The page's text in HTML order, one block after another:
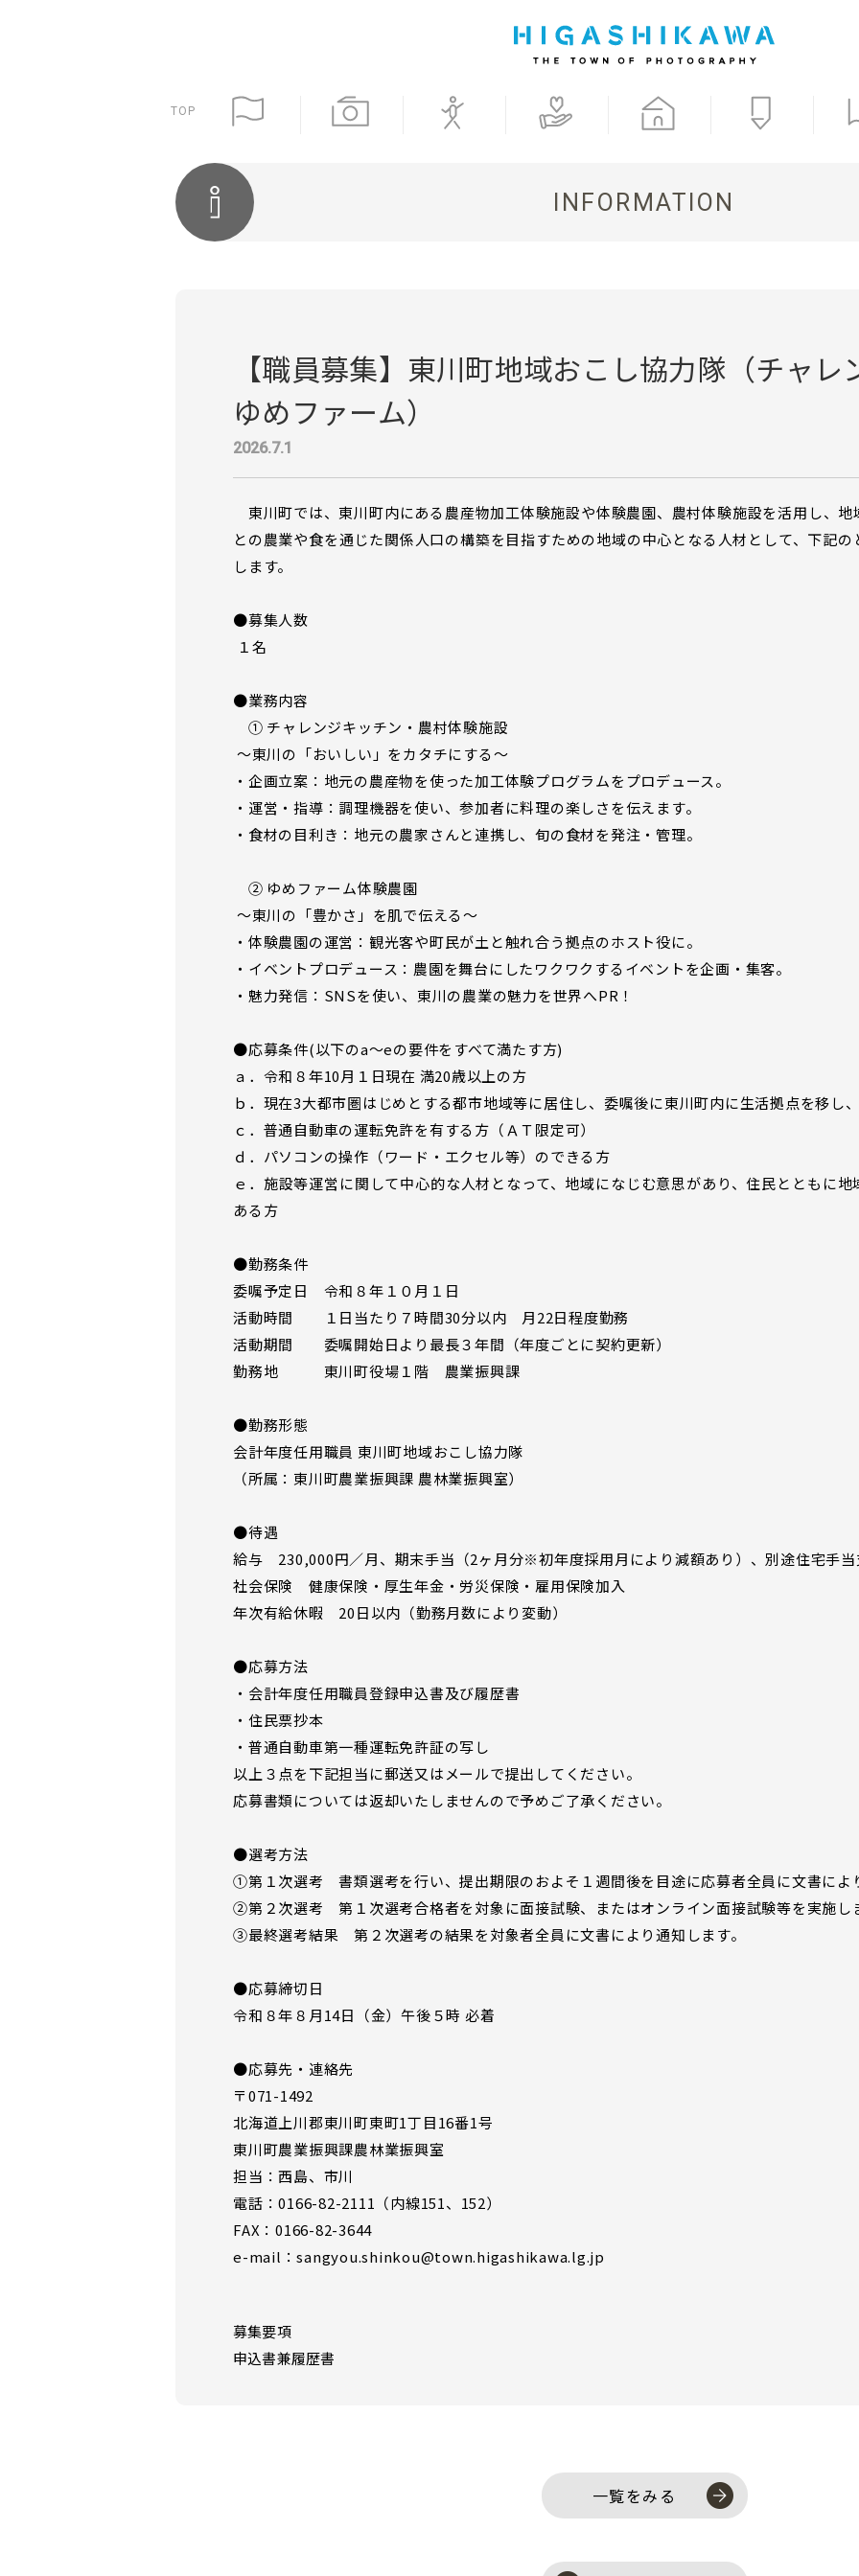
TOP
INFORMATION
【職員募集】東川町地域おこし協力隊（チャ
ゆめファーム）
2026.7.1
東川町では、東川町内にある農産物加工体験施設や体験農園、農村体験施設を活用し、
との農業や食を通じた関係人口の構築を目指すための地域の中心となる人材として、下記
します。
●募集人数
１名
●業務内容
① チャレンジキッチン・農村体験施設
〜東川の「おいしい」をカタチにする〜
・企画立案：地元の農産物を使った加工体験プログラムをプロデュース。
・運営・指導：調理機器を使い、参加者に料理の楽しさを伝えます。
・食材の目利き：地元の農家さんと連携し、旬の食材を発注・管理。
② ゆめファーム体験農園
〜東川の「豊かさ」を肌で伝える〜
・体験農園の運営：観光客や町民が土と触れ合う拠点のホスト役に。
・イベントプロデュース：農園を舞台にしたワクワクするイベントを企画・集客。
・魅力発信：SNSを使い、東川の農業の魅力を世界へPR！
●応募条件(以下のa～eの要件をすべて満たす方)
ａ．令和８年10月１日現在 満20歳以上の方
ｂ．現在3大都市圏はじめとする都市地域等に居住し、委嘱後に東川町内に生活拠点を移し
ｃ．普通自動車の運転免許を有する方（ＡＴ限定可）
ｄ．パソコンの操作（ワード・エクセル等）のできる方
ｅ．施設等運営に関して中心的な人材となって、地域になじむ意思があり、住民とともに
ある方
●勤務条件
委嘱予定日 令和８年１０月１日
活動時間 １日当たり７時間30分以内 月22日程度勤務
活動期間 委嘱開始日より最長３年間（年度ごとに契約更新）
勤務地 東川町役場１階 農業振興課
●勤務形態
会計年度任用職員 東川町地域おこし協力隊
（所属：東川町農業振興課 農林業振興室）
●待遇
給与 230,000円／月、期末手当（2ヶ月分※初年度採用月により減額あり）、別途住宅手当
社会保険 健康保険・厚生年金・労災保険・雇用保険加入
年次有給休暇 20日以内（勤務月数により変動）
●応募方法
・会計年度任用職員登録申込書及び履歴書
・住民票抄本
・普通自動車第一種運転免許証の写し
以上３点を下記担当に郵送又はメールで提出してください。
応募書類については返却いたしませんので予めご了承ください。
●選考方法
①第１次選考 書類選考を行い、提出期限のおよそ１週間後を目途に応募者全員に文書によ
②第２次選考 第１次選考合格者を対象に面接試験、またはオンライン面接試験等を実施し
③最終選考結果 第２次選考の結果を対象者全員に文書により通知します。
●応募締切日
令和８年８月14日（金）午後５時 必着
●応募先・連絡先
〒071-1492
北海道上川郡東川町東町1丁目16番1号
東川町農業振興課農林業振興室
担当：西島、市川
電話：0166-82-2111（内線151、152）
FAX：0166-82-3644
e-mail：sangyou.shinkou@town.higashikawa.lg.jp
募集要項
申込書兼履歴書
一覧をみる